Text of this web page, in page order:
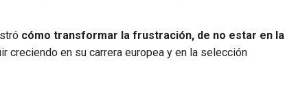
cómo transformar la frustración, de no estar en la
creciendo en su carrera europea y en la selección